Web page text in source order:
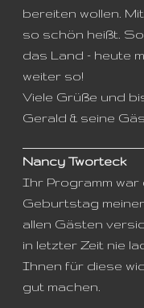
bereiten wollen.
so schön heißt.
das Land - heute
weiter so!
Viele Grüße und
Gerald & seine
Nancy Tworteck
Ihr Programm
Geburtstag
allen Gästen
in letzter Zeit nie
Ihnen für diese
gut machen.